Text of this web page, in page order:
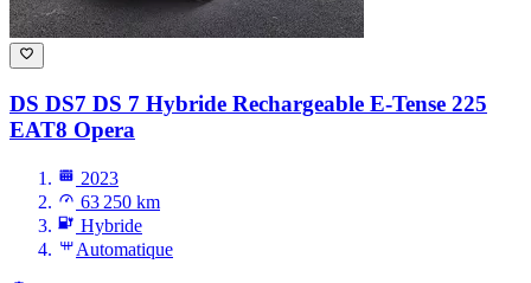
DS DS7 DS 7 Hybride Rechargeable E-Tense 225
EAT8 Opera
2023
63 250 km
Hybride
Automatique